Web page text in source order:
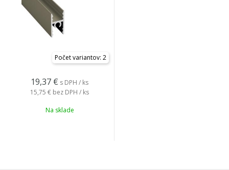
Počet variantov: 2
19,37 € s DPH / ks
15,75 € bez DPH / ks
Na sklade